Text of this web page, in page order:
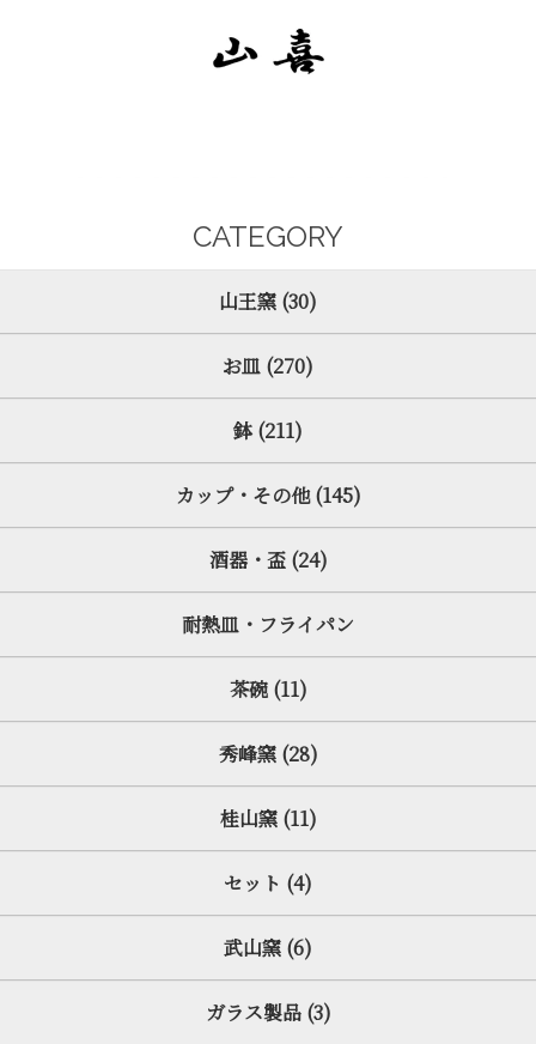
CATEGORY
山王窯 (30)
お皿 (270)
鉢 (211)
カップ・その他 (145)
酒器・盃 (24)
耐熱皿・フライパン
茶碗 (11)
秀峰窯 (28)
桂山窯 (11)
セット (4)
武山窯 (6)
ガラス製品 (3)